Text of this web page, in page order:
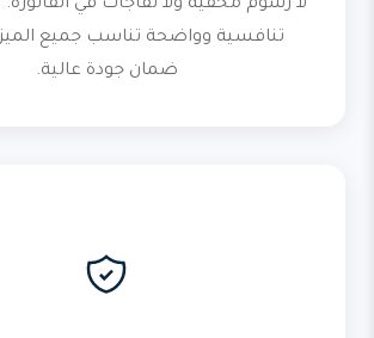
لا رسوم مخفية ولا تفاجآت في
تنافسية وواضحة تناسب جميع
ضمان جودة عالية.